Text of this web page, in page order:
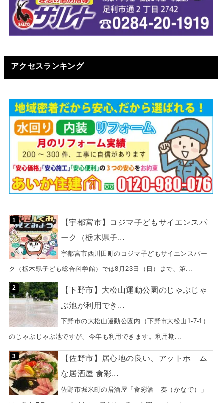
アクセスランキング
【宇都宮市】コジマ子どもサイエンスパ
ーク（栃木県子...
宇都宮市西川田町のコジマ子どもサイエンスパー
ク（栃木県子ども総合科学館）では8月23日（日）まで、第...
【下野市】大松山運動公園のじゃぶじゃ
ぶ池が利用でき...
下野市の大松山運動公園内（下野市大松山1-7-1）
のじゃぶじゃぶ池ですが、今年も利用できます。利用期...
【佐野市】居心地の良い、アットホーム
な居酒屋 食彩...
佐野市堀米町の居酒屋「食彩酒 奏（かなで）」